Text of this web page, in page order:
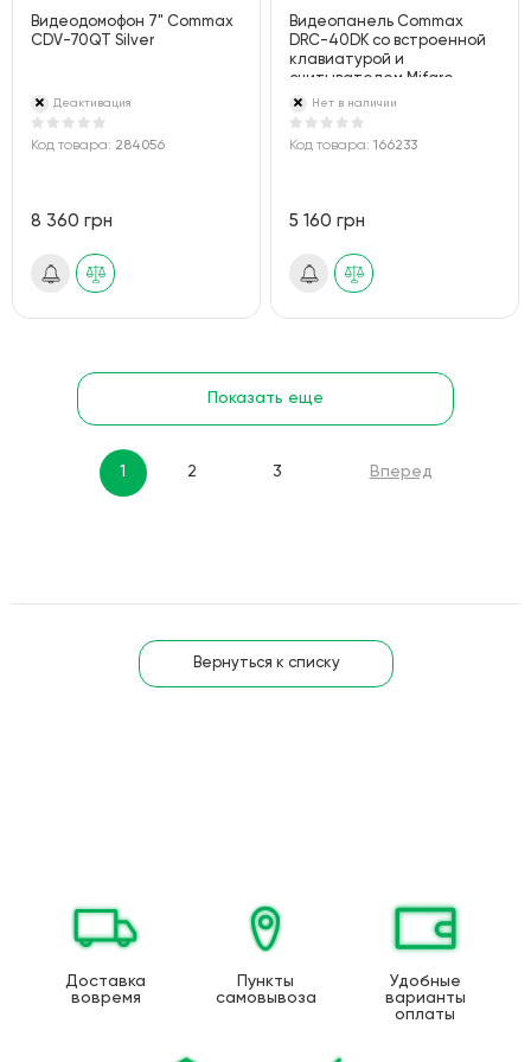
Видеодомофон 7" Commax
CDV-70QT Silver
Деактивация
Код товара: 284056
8 360 грн
Видеопанель Commax
DRC-40DK со встроенной
клавиатурой и
считывателем Mifare
Нет в наличии
Код товара:166233
5 160 грн
Показать еще
1 2 3 Вперед
Вернуться к списку
Доставка
вовремя
Пункты
самовывоза
Удобные
варианты
оплаты